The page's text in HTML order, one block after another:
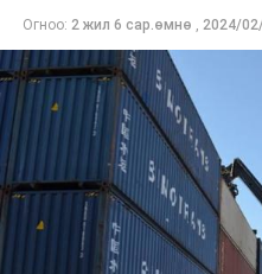
Огноо: 2 жил 6 сар.өмнө , 2024/